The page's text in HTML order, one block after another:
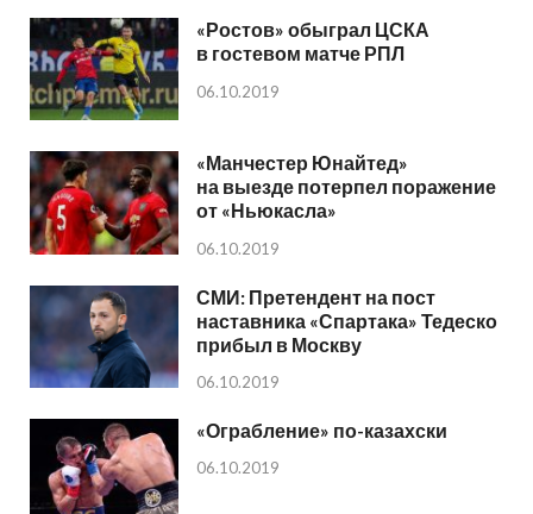
«Ростов» обыграл ЦСКА
в гостевом матче РПЛ
06.10.2019
«Манчестер Юнайтед»
на выезде потерпел поражение
от «Ньюкасла»
06.10.2019
СМИ: Претендент на пост
наставника «Спартака» Тедеско
прибыл в Москву
06.10.2019
«Ограбление» по-казахски
06.10.2019